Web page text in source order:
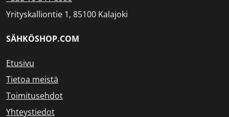
Yrityskalliontie 1, 85100 Kalajoki
SÄHKÖSHOP.COM
Etusivu
Tietoa meistä
Toimitusehdot
Yhteystiedot